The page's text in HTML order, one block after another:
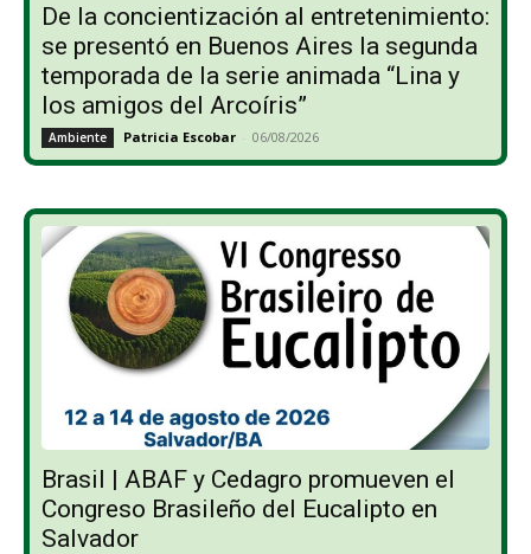
De la concientización al entretenimiento:
se presentó en Buenos Aires la segunda
temporada de la serie animada “Lina y
los amigos del Arcoíris”
Ambiente Patricia Escobar - 06/08/2026
Brasil | ABAF y Cedagro promueven el
Congreso Brasileño del Eucalipto en
Salvador